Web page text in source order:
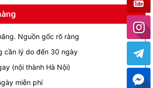
Nguồn gốc rõ ràng
cần lý do đến 30 ngày
(nội thành Hà Nội)
miễn phí